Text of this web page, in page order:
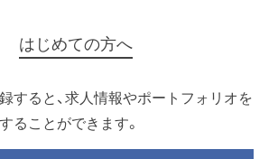
はじめての方へ
すると、求人情報やポートフォリオを
ることができます。